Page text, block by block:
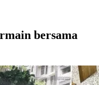
bersama